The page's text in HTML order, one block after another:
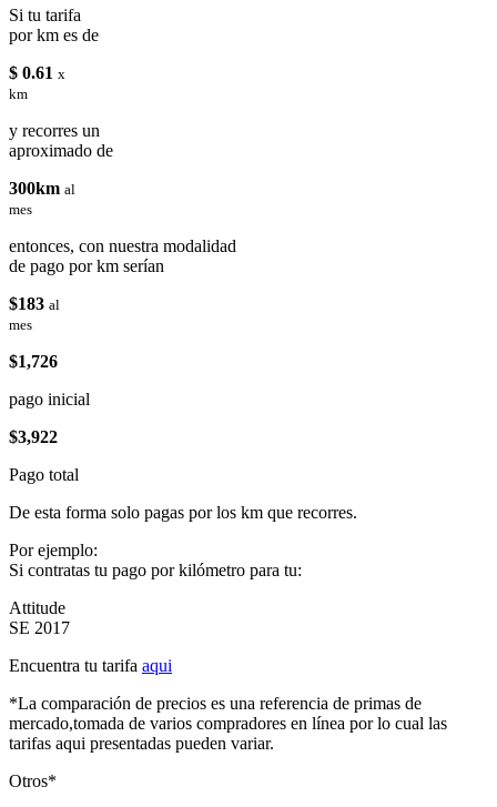
Si tu tarifa
por km es de
$ 0.61 x
km
y recorres un
aproximado de
300km al
mes
entonces, con nuestra modalidad
de pago por km serían
$183 al
mes
$1,726
pago inicial
$3,922
Pago total
De esta forma solo pagas por los km que recorres.
Por ejemplo:
Si contratas tu pago por kilómetro para tu:
Attitude
SE 2017
Encuentra tu tarifa aqui
*La comparación de precios es una referencia de primas de
mercado,tomada de varios compradores en línea por lo cual las
tarifas aqui presentadas pueden variar.
Otros*